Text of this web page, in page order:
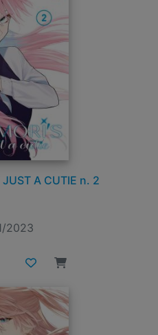
JUST A CUTIE n. 2
2023